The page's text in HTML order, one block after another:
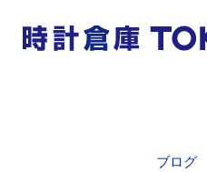
ブログ